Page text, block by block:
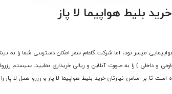
خرید بلیط هواپیما لا پاز
و داخلی ) را به صورت آنلاین و ریالی خریداری نمایید. سیستم
است تا بر اساس نیازتان خرید بلیط هواپیما لا پاز و رزرو هتل لا پاز